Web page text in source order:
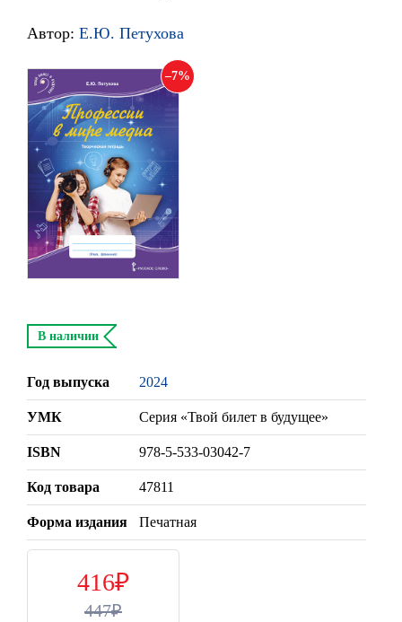
Автор: Е.Ю. Петухова
7
В наличии
Год выпуска 2024
УМК Серия «Твой билет в будущее»
ISBN 978-5-533-03042-7
Код товара 47811
Форма издания Печатная
416
447